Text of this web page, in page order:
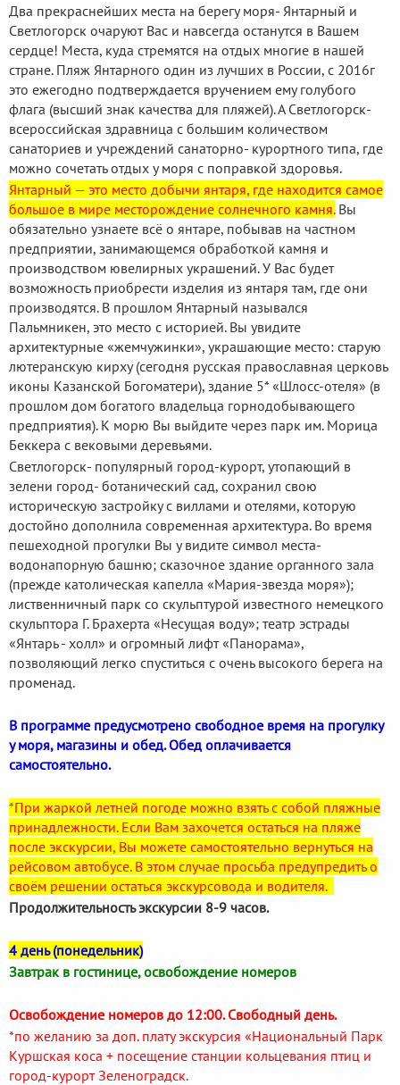
Два прекраснейших места на берегу моря- Янтарный и
Светлогорск очаруют Вас и навсегда останутся в Вашем
сердце! Места, куда стремятся на отдых многие в нашей
стране. Пляж Янтарного один из лучших в России, с 2016г
это ежегодно подтверждается вручением ему голубого
флага (высший знак качества для пляжей). А Светлогорск-
всероссийская здравница с большим количеством
санаториев и учреждений санаторно- курортного типа, где
можно сочетать отдых у моря с поправкой здоровья.
Янтарный — это место добычи янтаря, где находится самое
большое в мире месторождение солнечного камня.Вы
обязательно узнаете всё о янтаре, побывав на частном
предприятии, занимающемся обработкой камня и
производством ювелирных украшений. У Вас будет
возможность приобрести изделия из янтаря там, где они
производятся. В прошлом Янтарный назывался
Пальмникен, это место с историей. Вы увидите
архитектурные «жемчужинки», украшающие место: старую
лютеранскую кирху (сегодня русская православная церковь
иконы Казанской Богоматери), здание 5* «Шлосс-отеля» (в
прошлом дом богатого владельца горнодобывающего
предприятия). К морю Вы выйдите через парк им. Морица
Беккера с вековыми деревьями.
Светлогорск- популярный город-курорт, утопающий в
зелени город- ботанический сад, сохранил свою
историческую застройку с виллами и отелями, которую
достойно дополнила современная архитектура. Во время
пешеходной прогулки Вы у видите символ места-
водонапорную башню; сказочное здание органного зала
(прежде католическая капелла «Мария-звезда моря»);
лиственничный парк со скульптурой известного немецкого
скульптора Г. Брахерта «Несущая воду»; театр эстрады
«Янтарь - холл» и огромный лифт «Панорама»,
позволяющий легко спуститься с очень высокого берега на
променад.
В программе предусмотрено свободное время на прогулку
у моря, магазины и обед. Обед оплачивается
самостоятельно.
*При жаркой летней погоде можно взять с собой пляжные
принадлежности. Если Вам захочется остаться на пляже
после экскурсии, Вы можете самостоятельно вернуться на
рейсовом автобусе. В этом случае просьба предупредить о
своём решении остаться экскурсовода и водителя.
Продолжительность экскурсии 8-9 часов.
4 день (понедельник)
Завтрак в гостинице, освобождение номеров
Освобождение номеров до 12:00. Свободный день.
*по желанию за доп. плату экскурсия «Национальный Парк
Куршская коса + посещение станции кольцевания птиц и
город-курорт Зеленоградск.